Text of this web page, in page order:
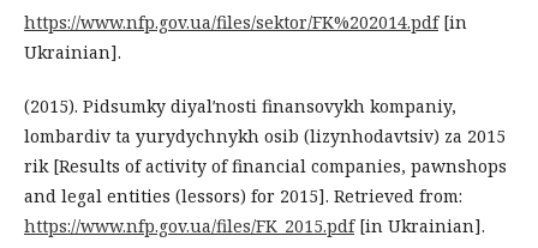
https://www.nfp.gov.ua/files/sektor/FK%202014.pdf[in
Ukrainian].
(2015). Pidsumky diyalʹnosti finansovykh kompaniy,
lombardiv ta yurydychnykh osib (lizynhodavtsiv) za 2015
rik [Results of activity of financial companies, pawnshops
and legal entities (lessors) for 2015]. Retrieved from:
https://www.nfp.gov.ua/files/FK_2015.pdf[in Ukrainian].